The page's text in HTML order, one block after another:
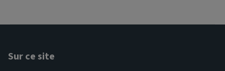
Sur ce site